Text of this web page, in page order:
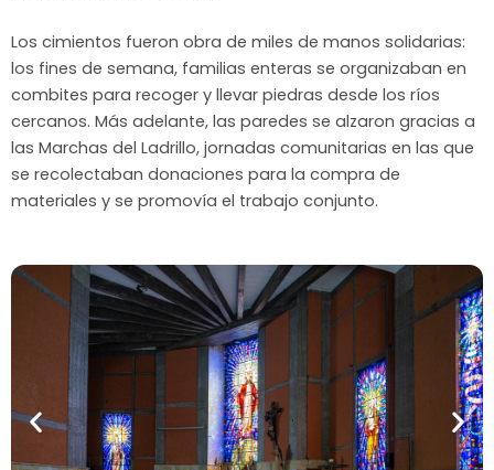
Los cimientos fueron obra de miles de manos solidarias:
los fines de semana, familias enteras se organizaban en
combites para recoger y llevar piedras desde los ríos
cercanos. Más adelante, las paredes se alzaron gracias a
las Marchas del Ladrillo, jornadas comunitarias en las que
se recolectaban donaciones para la compra de
materiales y se promovía el trabajo conjunto.